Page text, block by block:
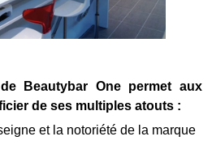
Beautybar One permet aux
de ses multiples atouts :
et la notoriété de la marque